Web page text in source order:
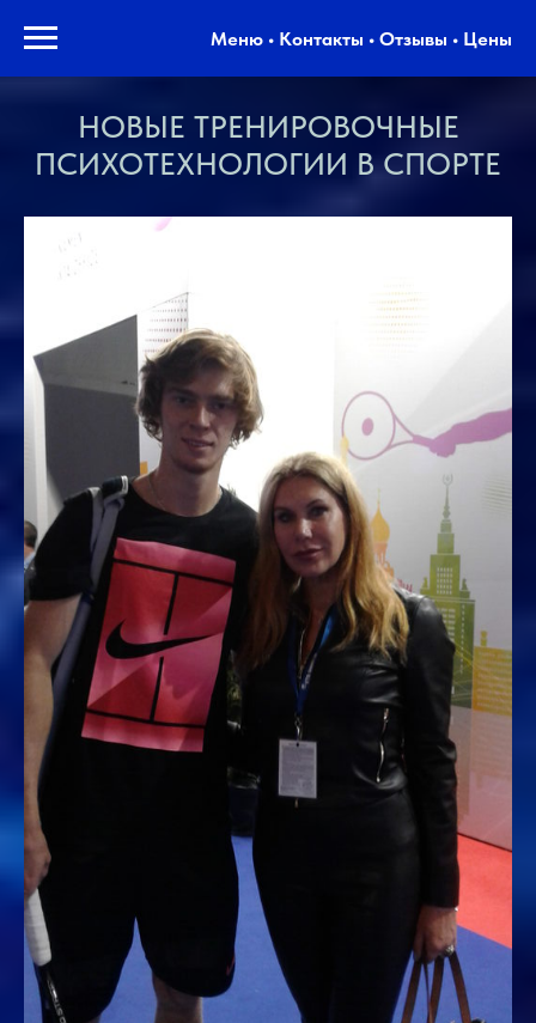
Меню • Контакты • Отзывы • Цены
НОВЫЕ ТРЕНИРОВОЧНЫЕ
ПСИХОТЕХНОЛОГИИ В СПОРТЕ